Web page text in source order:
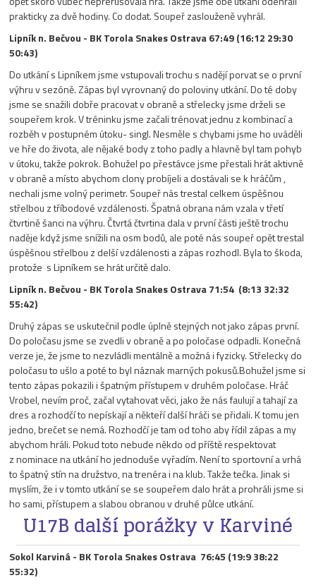
prakticky za dvě hodiny. Co dodat. Soupeř zaslouženě vyhrál.
Lipník n. Bečvou - BK Torola Snakes Ostrava 67:49 (16:12 29:30
50:43)
Do utkání s Lipníkem jsme vstupovali trochu s nadějí porvat se o první
výhru v sezóně. Zápas byl vyrovnaný do poloviny utkání. Do té doby
jsme se snažili dobře pracovat v obraně a střelecky jsme drželi se
soupeřem krok. V tréninku jsme začali trénovat jednu z kombinací a
rozběh v postupném útoku- singl. Nesměle s chybami jsme ho uváděli
ve hře do života, ale nějaké body z toho padly a hlavně byl tam pohyb
v útoku, takže pokrok. Bohužel po přestávce jsme přestali hrát aktivně
v obraně a místo abychom clony probíjeli a dostávali se k hráčům ,
nechali jsme volný perimetr. Soupeř nás trestal celkem úspěšnou
střelbou z tříbodové vzdálenosti. Špatná obrana nám vzala v třetí
čtvrtině šanci na výhru. Čtvrtá čtvrtina dala v první části ještě trochu
naděje když jsme snížili na osm bodů, ale poté nás soupeř opět trestal
úspěšnou střelbou z delší vzdálenosti a zápas rozhodl. Byla to škoda,
protože s Lipníkem se hrát určitě dalo.
Lipník n. Bečvou - BK Torola Snakes Ostrava 71:54 (8:13 32:32
55:42)
Druhý zápas se uskutečnil podle úplně stejných not jako zápas první.
Do poločasu jsme se zvedli v obraně a po poločase odpadli. Konečná
verze je, že jsme to nezvládli mentálně a možná i fyzicky. Střelecky do
poločasu to ušlo a poté to byl náznak marných pokusů.Bohužel jsme si
tento zápas pokazili i špatným přístupem v druhém poločase. Hráč
Vrobel, nevím proč, začal vytahovat věci, jako že nás faulují a tahají za
dres a rozhodčí to nepískají a někteří další hráči se přidali. K tomu jen
jedno, brečet se nemá. Rozhodčí je tam od toho aby řídil zápas a my
abychom hráli. Pokud toto nebude někdo od příště respektovat
z nominace na utkání ho jednoduše vyřadím. Není to sportovní a vrhá
to špatný stín na družstvo, na trenéra i na klub. Takže tečka. Jinak si
myslím, že i v tomto utkání se se soupeřem dalo hrát a prohráli jsme si
ho sami, přístupem a slabou obranou v druhé půlce utkání.
U17B další porážky v Karviné
Sokol Karviná - BK Torola Snakes Ostrava 76:45 (19:9 38:22
55:32)